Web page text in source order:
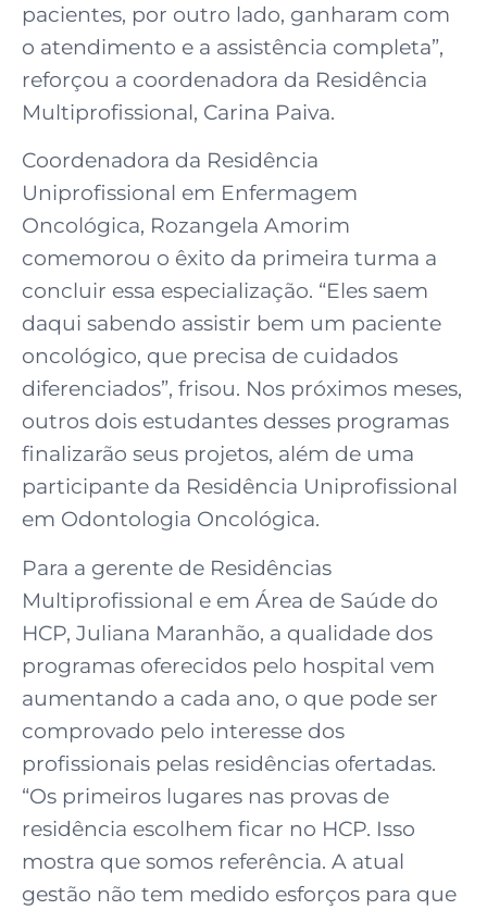
pacientes, por outro lado, ganharam com
o atendimento e a assistência completa”,
reforçou a coordenadora da Residência
Multiprofissional, Carina Paiva.
Coordenadora da Residência
Uniprofissional em Enfermagem
Oncológica, Rozangela Amorim
comemorou o êxito da primeira turma a
concluir essa especialização. “Eles saem
daqui sabendo assistir bem um paciente
oncológico, que precisa de cuidados
diferenciados”, frisou. Nos próximos meses,
outros dois estudantes desses programas
finalizarão seus projetos, além de uma
participante da Residência Uniprofissional
em Odontologia Oncológica.
Para a gerente de Residências
Multiprofissional e em Área de Saúde do
HCP, Juliana Maranhão, a qualidade dos
programas oferecidos pelo hospital vem
aumentando a cada ano, o que pode ser
comprovado pelo interesse dos
profissionais pelas residências ofertadas.
“Os primeiros lugares nas provas de
residência escolhem ficar no HCP. Isso
mostra que somos referência. A atual
gestão não tem medido esforços para que